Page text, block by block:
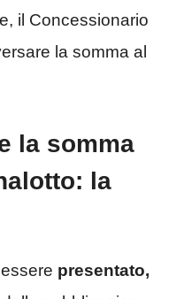
il Concessionario
la somma al
la somma
la
presentato,